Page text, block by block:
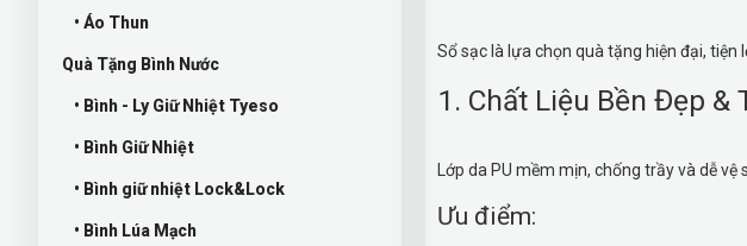
• Áo Thun
Quà Tặng Bình Nước
• Bình - Ly Giữ Nhiệt Tyeso
• Bình Giữ Nhiệt
• Bình giữ nhiệt Lock&Lock
• Bình Lúa Mạch
Sổ sạc là lựa chọn quà tặng hiện đại,
1. Chất Liệu Bền Đẹp &
Lớp da PU mềm mịn, chống trầy và dễ
Ưu điểm: